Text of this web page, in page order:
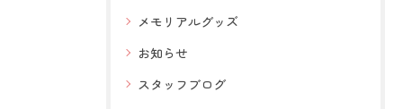
メモリアルグッズ
お知らせ
スタッフブログ